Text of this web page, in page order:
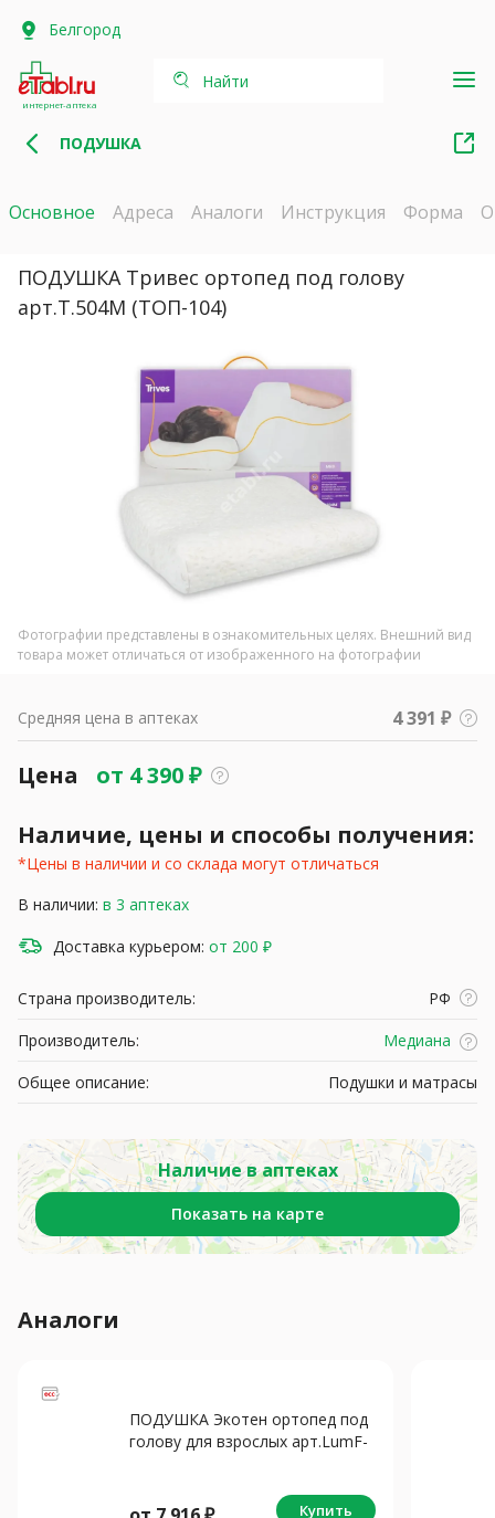
Белгород
интернет-аптека
Найти
ПОДУШКА
Основное Адреса Аналоги Инструкция Форма
ПОДУШКА Тривес ортопед под голову
арт.Т.504М (ТОП-104)
Фотографии представлены в ознакомительных целях. Внешний вид
товара может отличаться от изображенного на фотографии
Средняя цена в аптеках 4 391 ₽
Цена от 4 390₽
Наличие, цены и способы получения:
*Цены в наличии и со склада могут отличаться
В наличии: в 3 аптеках
Доставка курьером: от 200 ₽
Страна производитель:
РФ
Производитель:
Медиана
Общее описание:
Подушки и матрасы
Наличие в аптеках
Показать на карте
Аналоги
ПОДУШКА Экотен ортопед под
голову для взрослых арт.LumF-
Купить